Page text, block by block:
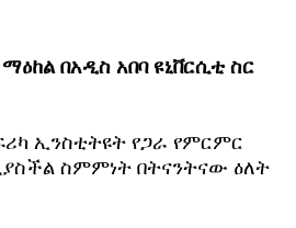
በአዲስ አበባ ዩኒቨርሲቲ ስር
ኢንስቲትዩት የጋራ የምርምር
ስምምነት በትናንትናው ዕለት